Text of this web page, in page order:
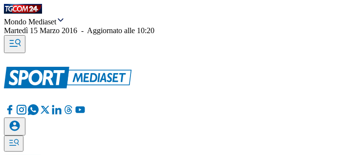
Mondo Mediaset
Martedì 15 Marzo 2016 - Aggiornato alle 10:20